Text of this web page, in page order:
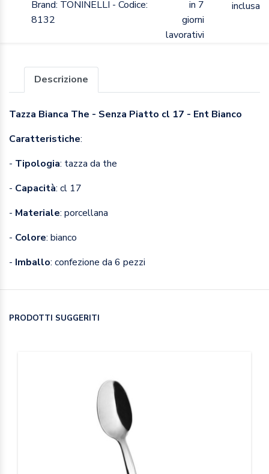
Brand: TONINELLI - Codice:
8132
in 7
giorni
lavorativi
inclusa
Descrizione
Tazza Bianca The - Senza Piatto cl 17 - Ent Bianco
Caratteristiche:
- Tipologia: tazza da the
- Capacità: cl 17
- Materiale: porcellana
- Colore: bianco
- Imballo: confezione da 6 pezzi
PRODOTTI SUGGERITI